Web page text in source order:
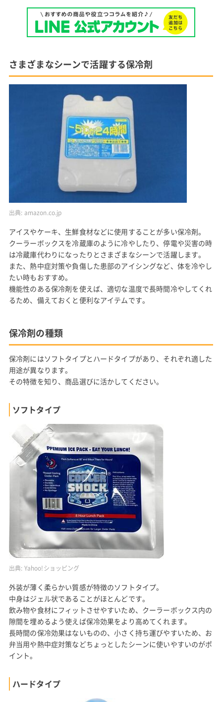
さまざまなシーンで活躍する保冷剤
出典: amazon.co.jp
アイスやケーキ、生鮮食材などに使用することが多い保冷剤。
クーラーボックスを冷蔵庫のように冷やしたり、停電や災害の時
は冷蔵庫代わりになったりとさまざまなシーンで活躍します。
また、熱中症対策や負傷した患部のアイシングなど、体を冷やし
たい時もおすすめ。
機能性のある保冷剤を使えば、適切な温度で長時間冷やしてくれ
るため、備えておくと便利なアイテムです。
保冷剤の種類
保冷剤にはソフトタイプとハードタイプがあり、それぞれ適した
用途が異なります。
その特徴を知り、商品選びに活かしてください。
ソフトタイプ
出典: Yahoo!ショッピング
外装が薄く柔らかい質感が特徴のソフトタイプ。
中身はジェル状であることがほとんどです。
飲み物や食材にフィットさせやすいため、クーラーボックス内の
隙間を埋めるよう使えば保冷効果をより高めてくれます。
長時間の保冷効果はないものの、小さく持ち運びやすいため、お
弁当用や熱中症対策などちょっとしたシーンに使いやすいのがポ
イント。
ハードタイプ